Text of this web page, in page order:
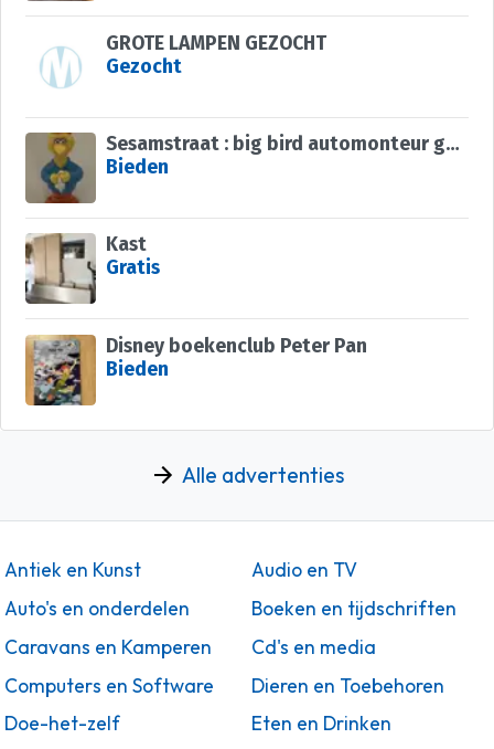
GROTE LAMPEN GEZOCHT
Gezocht
Sesamstraat : big bird automonteur garage
Bieden
Kast
Gratis
Disney boekenclub Peter Pan
Bieden
Alle advertenties
Antiek en Kunst
Audio en TV
Auto's en onderdelen
Boeken en tijdschriften
Caravans en Kamperen
Cd's en media
Computers en Software
Dieren en Toebehoren
Doe-het-zelf
Eten en Drinken